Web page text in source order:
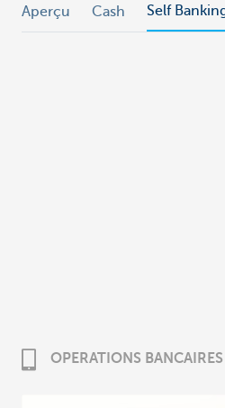
Aperçu Cash Self
OPERATIONS